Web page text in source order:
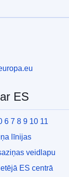
ES
6 7 8 9 10 11
līnijas
veidlapu
ES centrā